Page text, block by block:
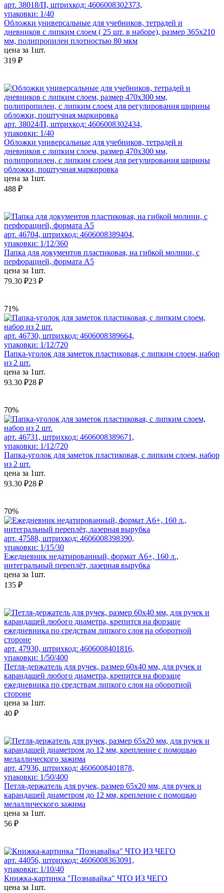
арт. 38018/П, штрихкод: 4606008302373,
упаковки: 1/40
Обложки универсальные для учебников, тетрадей и
дневников с липким слоем ( 25 шт. в наборе), размер 365х210
мм, полипропилен плотностью 80 мкм
цена за 1шт.
319 ₽
арт. 38024/П, штрихкод: 4606008302434,
упаковки: 1/40
Обложки универсальные для учебников, тетрадей и
дневников с липким слоем, размер 470х300 мм,
полипропилен, с липким слоем для регулирования ширины
обложки, поштучная маркировка
цена за 1шт.
488 ₽
арт. 46704, штрихкод: 4606008389404,
упаковки: 1/12/360
Папка для документов пластиковая, на гибкой молнии, с
перфорацией, формата А5
цена за 1шт.
79.30 ₽23 ₽
71%
арт. 46730, штрихкод: 4606008389664,
упаковки: 1/12/720
Папка-уголок для заметок пластиковая, с липким слоем, набор
из 2 шт.
цена за 1шт.
93.30 ₽28 ₽
70%
арт. 46731, штрихкод: 4606008389671,
упаковки: 1/12/720
Папка-уголок для заметок пластиковая, с липким слоем, набор
из 2 шт.
цена за 1шт.
93.30 ₽28 ₽
70%
арт. 47588, штрихкод: 4606008398390,
упаковки: 1/15/30
Ежедневник недатированный, формат А6+, 160 л.,
интегральный переплёт, лазерная вырубка
цена за 1шт.
135 ₽
арт. 47930, штрихкод: 4606008401816,
упаковки: 1/50/400
Петля-держатель для ручек, размер 60x40 мм, для ручек и
карандашей любого диаметра, крепится на форзаце
ежедневника по средствам липкого слоя на оборотной
стороне
цена за 1шт.
40 ₽
арт. 47936, штрихкод: 4606008401878,
упаковки: 1/50/400
Петля-держатель для ручек, размер 65x20 мм, для ручек и
карандашей диаметром до 12 мм, крепление с помощью
мелаллического зажима
цена за 1шт.
56 ₽
арт. 44056, штрихкод: 4606008363091,
упаковки: 1/10/40
Книжка-картинка "Познавайка" ЧТО ИЗ ЧЕГО
цена за 1шт.